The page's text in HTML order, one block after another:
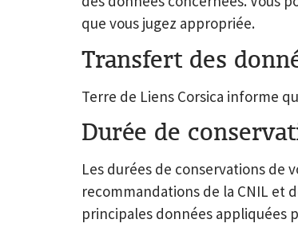
que vous jugez appropriée.
Transfert des
Terre de Liens Corsica informe
Durée de
Les durées de conservations
recommandations de la CNIL et
principales données appliquées